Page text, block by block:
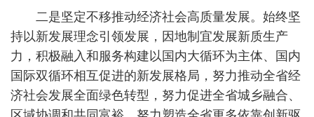
二是坚定不移推动经济社会高质量发展。始终坚
持以新发展理念引领发展，因地制宜发展新质生产
力，积极融入和服务构建以国内大循环为主体、国内
国际双循环相互促进的新发展格局，努力推动全省经
济社会发展全面绿色转型，努力促进全省城乡融合、
区域协调和共同富裕，努力塑造全省更多依靠创新驱